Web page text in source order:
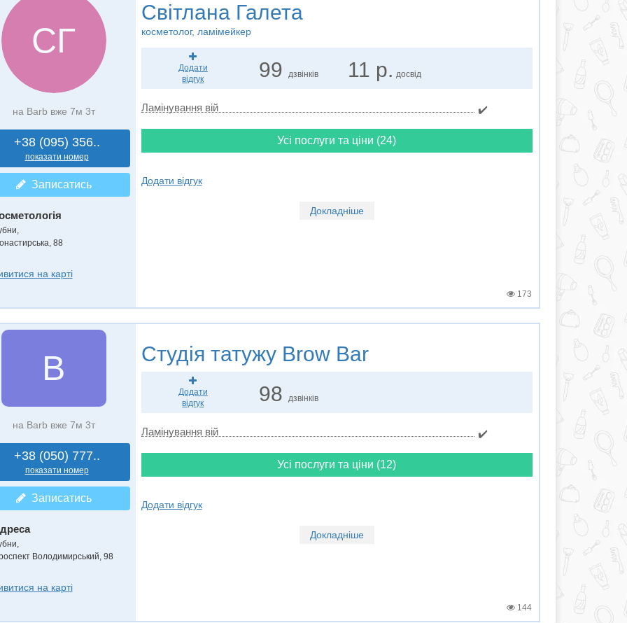
СГ
на Barb вже 7м 3т
+38 (095) 356..
показати номер
Записатись
88
на карті
Світлана Галета
косметолог, ламімейкер
Додати
відгук
99 дзвінків 11 р. досвід
Ламінування вій ✔️
Усі послуги та ціни (24)
Додати відгук
Докладніше
173
B
на Barb вже 7м 3т
+38 (050) 777..
показати номер
Записатись
,
Володимирський, 98
на карті
Студія татужуBrow Bar
Додати
відгук
98 дзвінків
Ламінування вій ✔️
Усі послуги та ціни (12)
Додати відгук
Докладніше
144